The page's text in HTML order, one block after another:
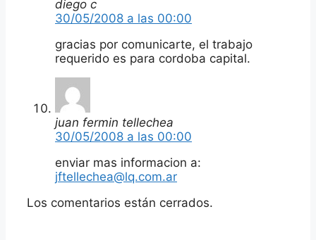
diego c
30/05/2008 a las 00:00
gracias por comunicarte, el trabajo
requerido es para cordoba capital.
juan fermin tellechea
30/05/2008 a las 00:00
enviar mas informacion a:
jftellechea@lq.com.ar
Los comentarios están cerrados.